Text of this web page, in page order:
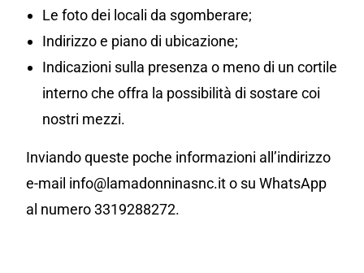
Le foto dei locali da sgomberare;
Indirizzo e piano di ubicazione;
Indicazioni sulla presenza o meno di un cortile
interno che offra la possibilità di sostare coi
nostri mezzi.
Inviando queste poche informazioni all’indirizzo
e-mail info@lamadonninasnc.it o su WhatsApp
al numero 3319288272.